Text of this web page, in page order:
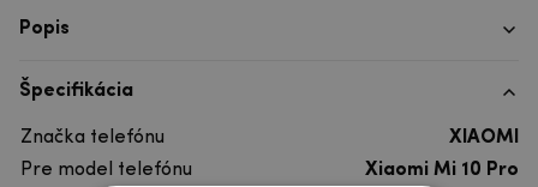
Popis
Špecifikácia
Značka telefónu
XIAOMI
Pre model telefónu
Xiaomi Mi 10 Pro